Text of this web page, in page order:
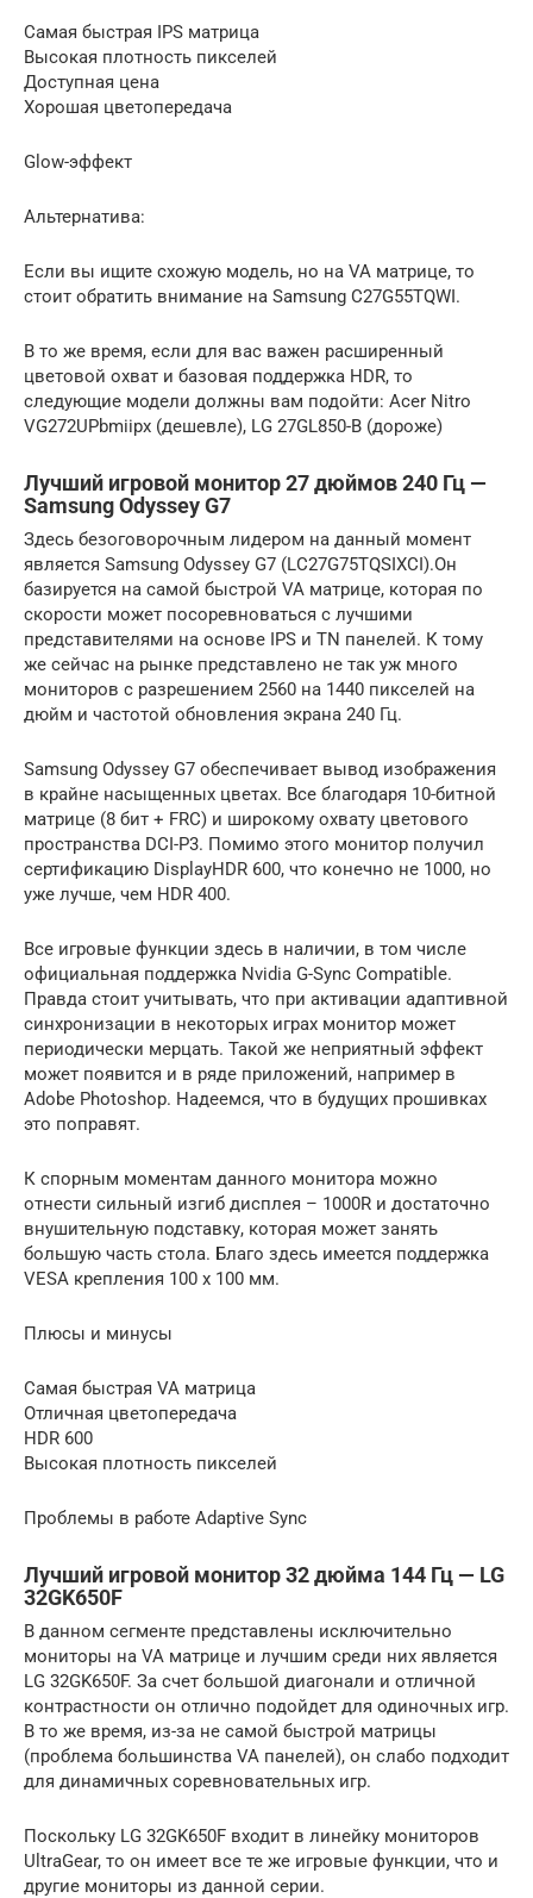
Самая быстрая IPS матрица
Высокая плотность пикселей
Доступная цена
Хорошая цветопередача
Glow-эффект
Альтернатива:
Если вы ищите схожую модель, но на VA матрице, то
стоит обратить внимание на Samsung C27G55TQWI.
В то же время, если для вас важен расширенный
цветовой охват и базовая поддержка HDR, то
следующие модели должны вам подойти: Acer Nitro
VG272UPbmiipx (дешевле), LG 27GL850-B (дороже)
Лучший игровой монитор 27 дюймов 240 Гц —
Samsung Odyssey G7
Здесь безоговорочным лидером на данный момент
является Samsung Odyssey G7 (LC27G75TQSIXCI).Он
базируется на самой быстрой VA матрице, которая по
скорости может посоревноваться с лучшими
представителями на основе IPS и TN панелей. К тому
же сейчас на рынке представлено не так уж много
мониторов с разрешением 2560 на 1440 пикселей на
дюйм и частотой обновления экрана 240 Гц.
Samsung Odyssey G7 обеспечивает вывод изображения
в крайне насыщенных цветах. Все благодаря 10-битной
матрице (8 бит + FRC) и широкому охвату цветового
пространства DCI-P3. Помимо этого монитор получил
сертификацию DisplayHDR 600, что конечно не 1000, но
уже лучше, чем HDR 400.
Все игровые функции здесь в наличии, в том числе
официальная поддержка Nvidia G-Sync Compatible.
Правда стоит учитывать, что при активации адаптивной
синхронизации в некоторых играх монитор может
периодически мерцать. Такой же неприятный эффект
может появится и в ряде приложений, например в
Adobe Photoshop. Надеемся, что в будущих прошивках
это поправят.
К спорным моментам данного монитора можно
отнести сильный изгиб дисплея – 1000R и достаточно
внушительную подставку, которая может занять
большую часть стола. Благо здесь имеется поддержка
VESA крепления 100 x 100 мм.
Плюсы и минусы
Самая быстрая VA матрица
Отличная цветопередача
HDR 600
Высокая плотность пикселей
Проблемы в работе Adaptive Sync
Лучший игровой монитор 32 дюйма 144 Гц — LG
32GK650F
В данном сегменте представлены исключительно
мониторы на VA матрице и лучшим среди них является
LG 32GK650F. За счет большой диагонали и отличной
контрастности он отлично подойдет для одиночных игр.
В то же время, из-за не самой быстрой матрицы
(проблема большинства VA панелей), он слабо подходит
для динамичных соревновательных игр.
Поскольку LG 32GK650F входит в линейку мониторов
UltraGear, то он имеет все те же игровые функции, что и
другие мониторы из данной серии.